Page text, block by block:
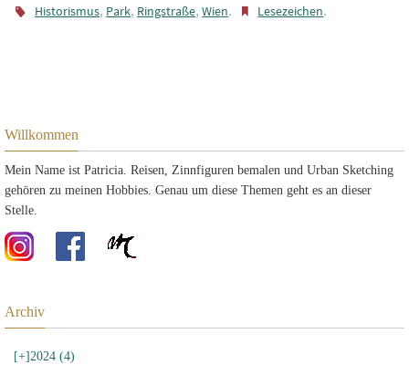
Historismus, Park, Ringstraße,Wien. Lesezeichen.
Willkommen
Mein Name ist Patricia. Reisen, Zinnfiguren bemalen und Urban Sketching
gehören zu meinen Hobbies. Genau um diese Themen geht es an dieser
Stelle.
Archiv
[+]2024 (4)